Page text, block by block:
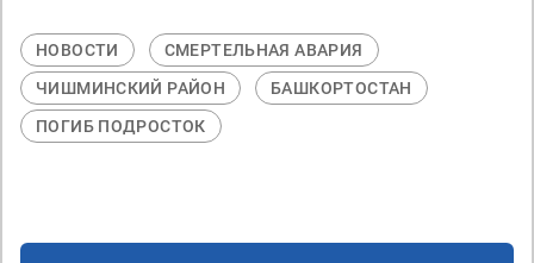
НОВОСТИ
СМЕРТЕЛЬНАЯ АВАРИЯ
ЧИШМИНСКИЙ РАЙОН
БАШКОРТОСТАН
ПОГИБ ПОДРОСТОК